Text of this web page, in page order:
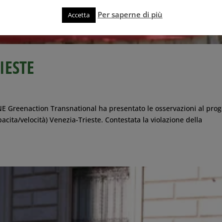
Greenaction Transnational ha presentato le osservazioni al
velocità) Venezia-Trieste. Contestata la violazione della
Accetta Per saperne di più